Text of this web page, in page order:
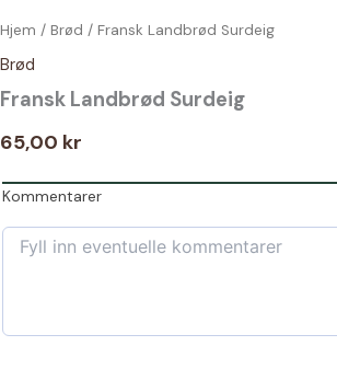
Hjem / Brød / Fransk Landbrød Surdeig
Brød
Fransk Landbrød Surdeig
65,00 kr
Kommentarer